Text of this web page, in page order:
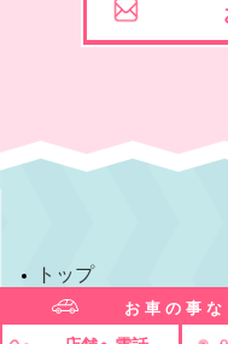
お車の事
トップ